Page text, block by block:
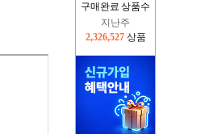
구매완료 상품수
2,326,527상품
이번주
2,394,107 상품